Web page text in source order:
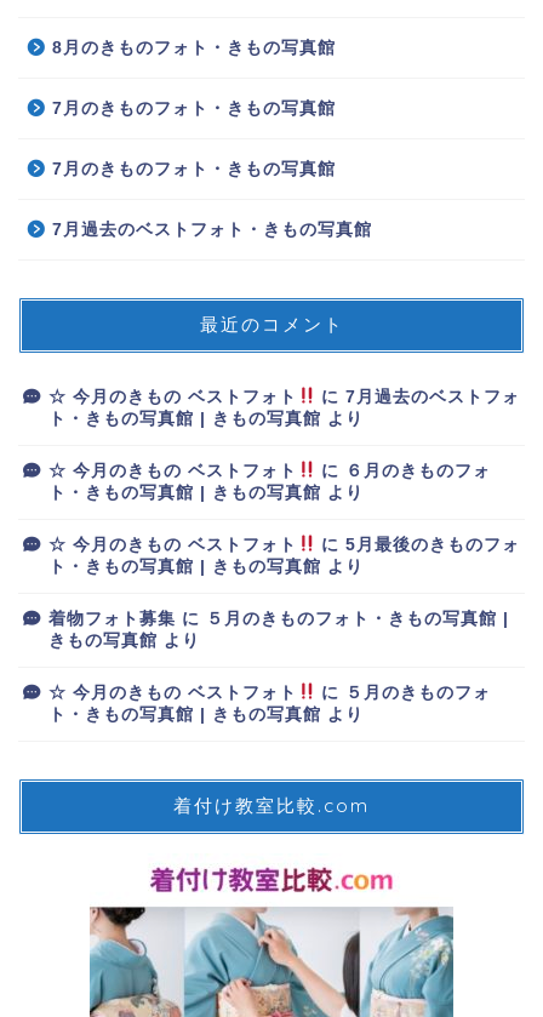
8月のきものフォト・きもの写真館
7月のきものフォト・きもの写真館
7月のきものフォト・きもの写真館
7月過去のベストフォト・きもの写真館
最近のコメント
☆ 今月のきもの ベストフォト に7月過去のベストフォ
ト・きもの写真館 | きもの写真館 より
☆ 今月のきもの ベストフォト に
６月のきものフォ
ト・きもの写真館 | きもの写真館 より
☆ 今月のきもの ベストフォト に5月最後のきものフォ
ト・きもの写真館 | きもの写真館 より
着物フォト募集 に
５月のきものフォト・きもの写真館 |
きもの写真館 より
☆ 今月のきもの ベストフォト に
５月のきものフォ
ト・きもの写真館 | きもの写真館 より
着付け教室比較.com